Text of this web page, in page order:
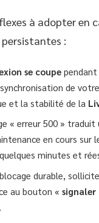
à adopter en
:
se coupe pendant
de
et la stabilité de la
« erreur 500 » traduit
en cours sur
minutes et
durable,
au bouton « signaler